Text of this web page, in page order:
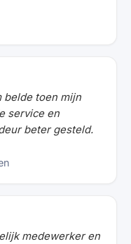
belde toen mijn
service en
beter gesteld.
medewerker en